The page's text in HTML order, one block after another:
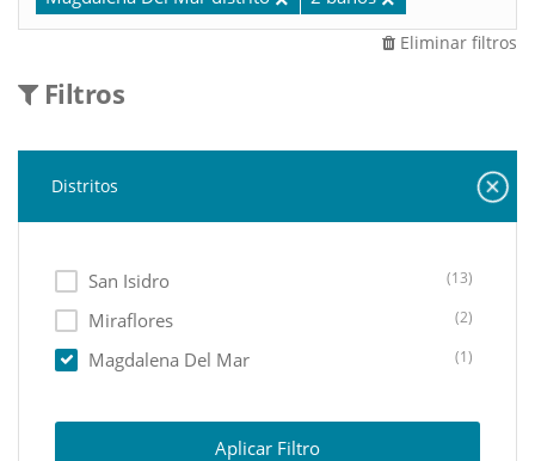
Eliminar filtros
Filtros
Distritos
San Isidro (13)
Miraflores (2)
Magdalena Del Mar (1)
Aplicar Filtro